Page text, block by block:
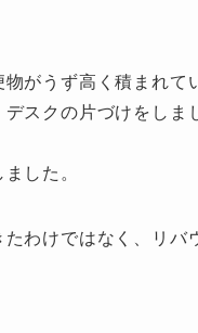
がうず高く積まれて
スクの片づけをしま
した。
わけではなく、リバ